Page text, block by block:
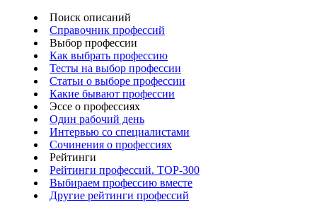
Поиск описаний
Справочник профессий
Выбор профессии
Как выбрать профессию
Тесты на выбор профессии
Статьи о выборе профессии
Какие бывают профессии
Эссе о профессиях
Один рабочий день
Интервью со специалистами
Сочинения о профессиях
Рейтинги
Рейтинги профессий. TOP-300
Выбираем профессию вместе
Другие рейтинги профессий